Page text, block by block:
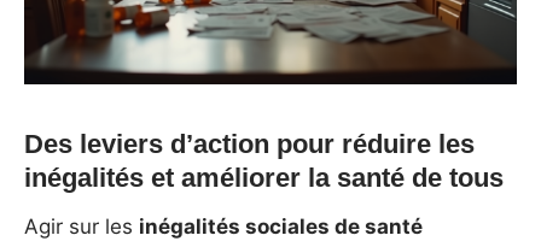
Des leviers d’action pour réduire les
inégalités et améliorer la santé de tous
Agir sur les inégalités sociales de santé